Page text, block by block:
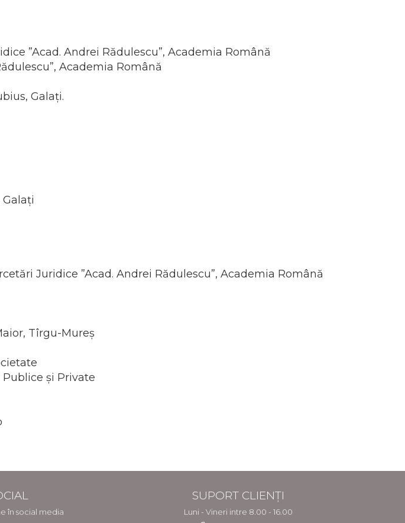
”Acad. Andrei Rădulescu”, Academia Română
Academia Română
Galați.
Juridice ”Acad. Andrei Rădulescu”, Academia Română
Tîrgu-Mureș
Publice și Private
în social media
SUPORT CLIENȚI
Luni - Vineri intre 8.00 - 16.00